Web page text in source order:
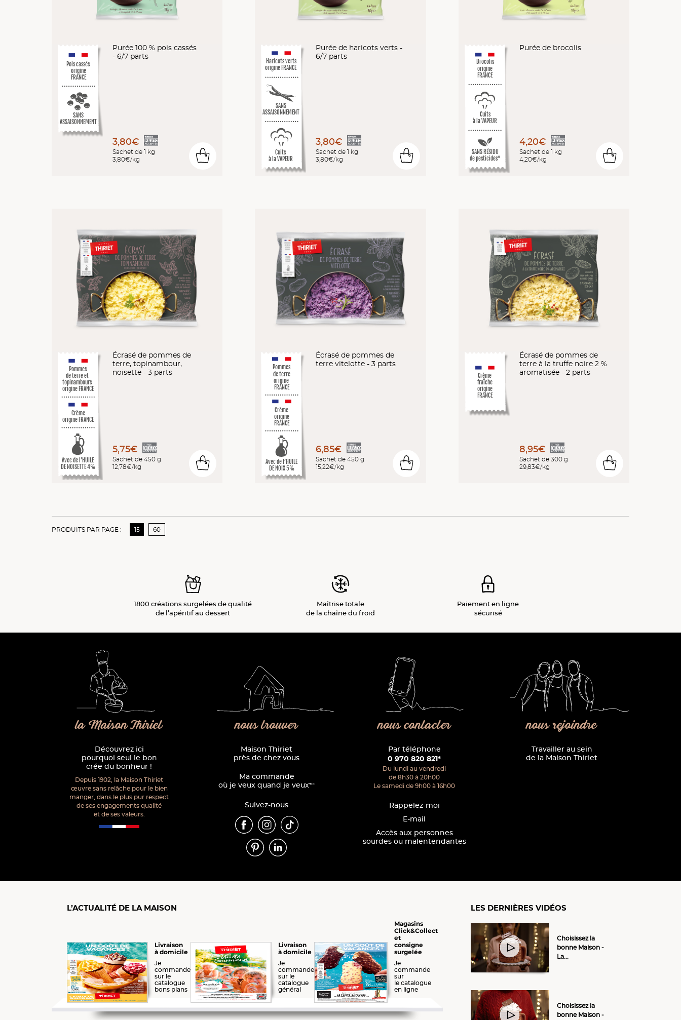
Pois cassés
origine
FRANCE
SANS
ASSAISONNEMENT
Purée 100 % pois cassés
- 6/7 parts
3,80€
Sachet de 1 kg
3,80€/kg
0
Haricots verts
origine FRANCE
Cuits
à la VAPEUR
SANS
ASSAISONNEMENT
Purée de haricots verts -
6/7 parts
3,80€
Sachet de 1 kg
3,80€/kg
0
Brocolis
origine
FRANCE
SANS RÉSIDU
de pesticides*
Cuits
à la VAPEUR
Purée de brocolis
4,20€
Sachet de 1 kg
4,20€/kg
0
Pommes
de terre et
topinambours
origine FRANCE
Crème
origine FRANCE
Avec de l’HUILE
DE NOISETTE 4%
Écrasé de pommes de
terre, topinambour,
noisette - 3 parts
5,75€
Sachet de 450 g
12,78€/kg
0
Crème
origine
FRANCE
Avec de l’HUILE
DE NOIX 5%
Pommes
de terre
origine
FRANCE
Écrasé de pommes de
terre vitelotte - 3 parts
6,85€
Sachet de 450 g
15,22€/kg
0
Crème
fraîche
origine
FRANCE
Écrasé de pommes de
terre à la truffe noire 2 %
aromatisée - 2 parts
8,95€
Sachet de 300 g
29,83€/kg
0
PRODUITS PAR PAGE : 15 60
1800 créations surgelées de qualité
de l’apéritifau dessert
Maîtrise totale
de la chaîne du froid
Paiementen ligne
sécurisé
la Maison Thiriet
Découvrez ici
pourquoi seul le bon
crée du bonheur !
Depuis 1902, la Maison Thiriet
œuvre sans relâche pour le bien
manger, dans le plus pur respect
de ses engagements qualité
et de ses valeurs.
nous trouver
Maison Thiriet
près de chez vous
Ma commande
où je veux quand je veux™
Suivez-nous
nous contacter
Par téléphone
0 970 820 821*
Du lundi au vendredi
de 8h30 à 20h00
Le samedi de 9h00 à 16h00
Rappelez-moi
E-mail
Accès aux personnes
sourdes ou malentendantes
nous rejoindre
Travailler au sein
de la Maison Thiriet
L’ACTUALITÉ DE LA MAISON
Livraison
à domicile
Je
commande
sur le
catalogue
bons plans
Livraison
à domicile
Je
commande
sur le
catalogue
général
Magasins
Click&Collect
et
consigne
surgelée
Je
commande
sur
le catalogue
en ligne
LES DERNIÈRES VIDÉOS
Choisissez la
bonne Maison -
La...
Choisissez la
bonne Maison -